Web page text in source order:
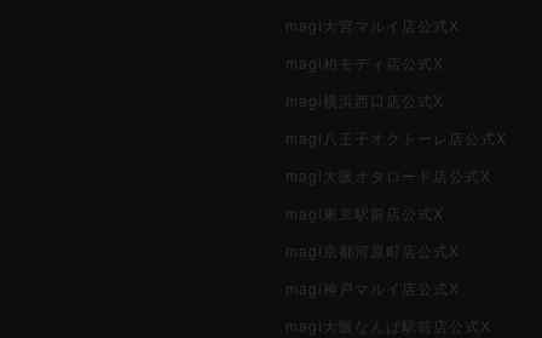
magi大宮マルイ店公式X
magi柏モディ店公式X
magi横浜西口店公式X
magi八王子オクトーレ店公式X
magi大阪オタロード店公式X
magi東京駅前店公式X
magi京都河原町店公式X
magi神戸マルイ店公式X
magi大阪なんば駅前店公式X